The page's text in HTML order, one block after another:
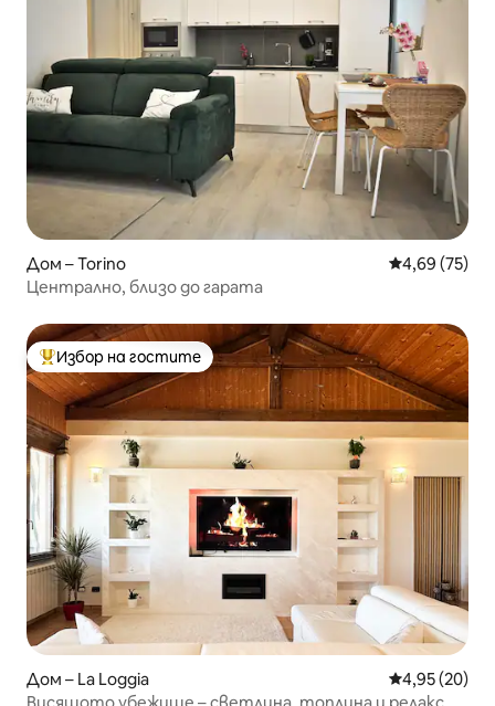
Дом – Torino Средна
4,69 (75)
Централно, близо до гарата
Най-популярен избор на гостите
Избор на гостите
Дом – La Loggia Средна
4,95 (20)